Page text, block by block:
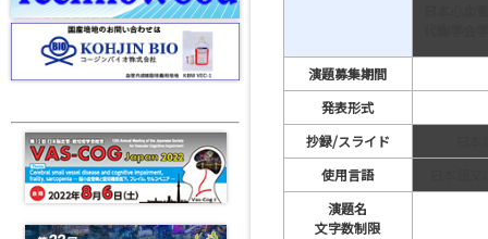
演題募集期間
発表形式
抄録/スライド
使用言語
演題名
文字数制限